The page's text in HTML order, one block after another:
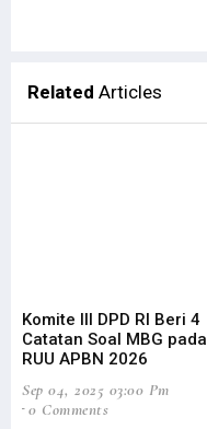
Related Articles
Komite III DPD RI Beri 4
Catatan Soal MBG pada
RUU APBN 2026
Sep 04, 2025 03:00 Pm
0 Comments